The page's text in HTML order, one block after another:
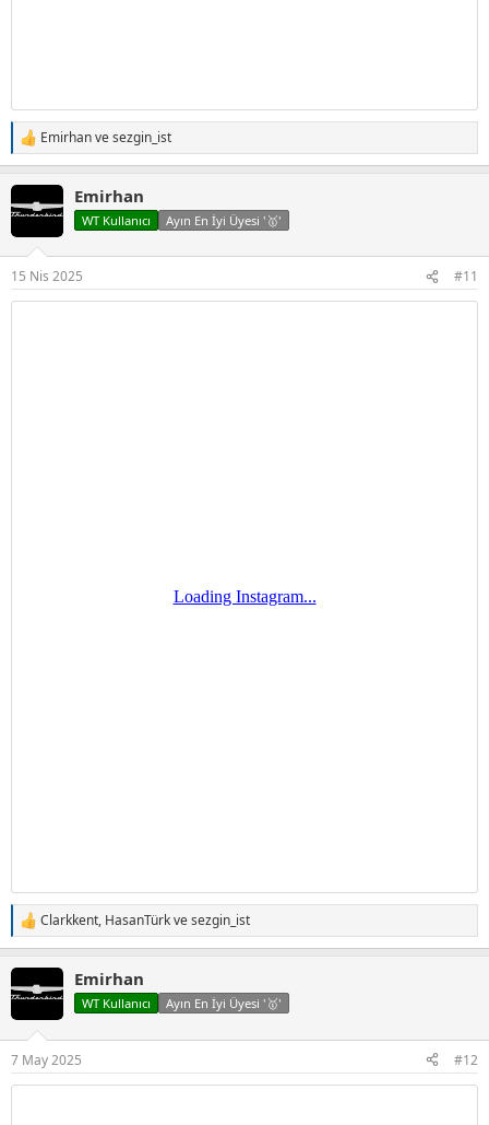
T
e
i
:
Emirhanvesezgin_ist
Emirhan
WT Kullanıcı Ayın En İyi Üyesi '🥇'
15 Nis 2025 #11
T
e
i
Clarkkent, HasanTürkvesezgin_ist
Emirhan
WT Kullanıcı Ayın En İyi Üyesi '🥇'
7 May 2025 #12